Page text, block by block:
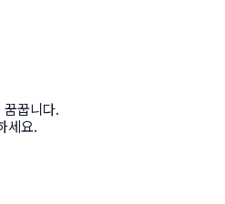
꿉니다.
세요.